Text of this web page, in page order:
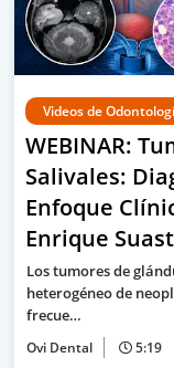
Videos de
WEBINAR:
Salivales:
Enfoque
Enrique
Los tumores de
heterogéneo de
frecue…
Ovi Dental 5:19